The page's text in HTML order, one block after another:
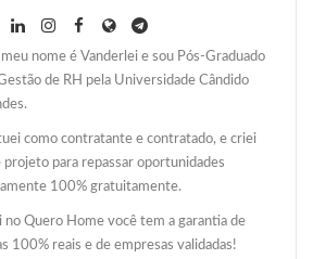
nome é Vanderlei e sou Pós-Graduado
de RH pela Universidade Cândido
como contratante e contratado, e criei
projeto para repassar oportunidades
100% gratuitamente.
no Quero Home você tem a garantia de
100% reais e de empresas validadas!